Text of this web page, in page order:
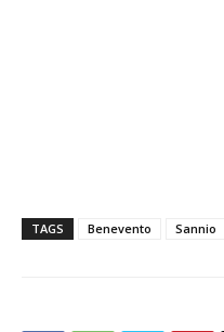
TAGS Benevento Sannio